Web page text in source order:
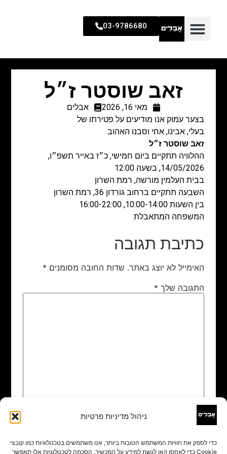
ניהול מדיניות פרטיות
כדי לספק את חוויות המשתמש הטובות ביותר, אנו משתמשים בטכנולוגיות כמו קובצי
Cookie כדי לאחסן ו/או לגשת למידע על המכשיר. הסכמה לטכנולוגיות אלו תאפשר
03-9786680
זאב שוסטר ז״ל
מאי 16, 2026
אבלים
בצער עמוק אנו מודיעים על פטירתו של
בעלי, אבינו, אחי וסבנו האהוב
זאב שוסטר ז״ל
ההלוויה תתקיים ביום חמישי, כ״ז באייר תשפ״ו,
14/05/2026, בשעה 12:00
בבית העלמין מורשה, רמת השרון
השבעה תתקיים ברחוב גורדון 36, רמת השרון
בין השעות 10:00-14:00, 16:00-22:00
המשפחה המתאבלת
כתיבת תגובה
האימייל לא יוצג באתר. שדות החובה מסומנים *
התגובה שלך *
שם